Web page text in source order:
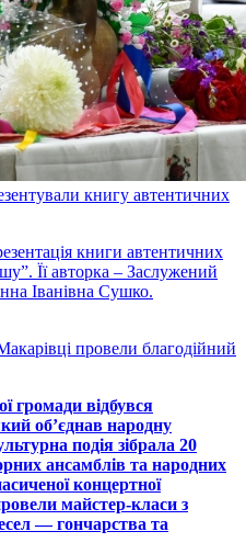
книгу автентичних
книги автентичних
Її авторка – Заслужений
Іванівна Сушко.
провели благодійний
громади відбувся
об’єднав народну
подія зібрала 20
ансамблів та народних
концертної
майстер-класи з
— гончарства та